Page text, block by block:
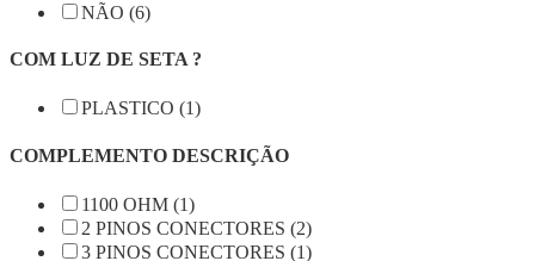
NÃO (6)
COM LUZ DE SETA ?
PLASTICO (1)
COMPLEMENTO DESCRIÇÃO
1100 OHM (1)
2 PINOS CONECTORES (2)
3 PINOS CONECTORES (1)